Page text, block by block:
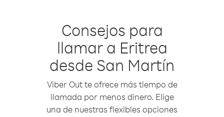
Consejos para
llamar a Eritrea
desde San Martín
Viber Out te ofrece más tiempo de
llamada por menos dinero. Elige
una de nuestras flexibles opciones